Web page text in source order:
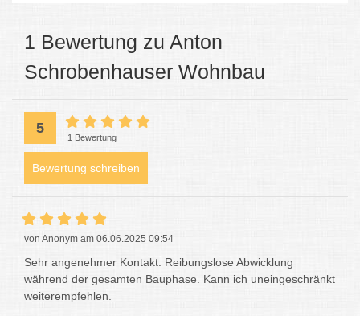
1 Bewertung zu Anton
Schrobenhauser Wohnbau
5
1 Bewertung
Bewertung schreiben
von Anonym am 06.06.2025 09:54
Sehr angenehmer Kontakt. Reibungslose Abwicklung
während der gesamten Bauphase. Kann ich uneingeschränkt
weiterempfehlen.